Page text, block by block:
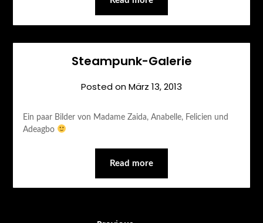
Steampunk-Galerie
Posted onMärz 13, 2013
Ein paar Bilder von Madame Zaida, Anabelle, Felicien und
Adeagbo
Read more